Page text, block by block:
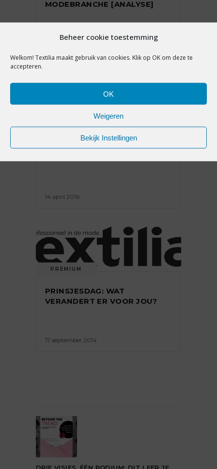
Beheer cookie toestemming
Welkom! Textilia maakt gebruik van cookies. Klik op OK om deze te
accepteren.
OK
Weigeren
Bekijk Instellingen
MODEBRANCHE [ANALYSE]
JURIDISCH GEVECHT OM
MODEKETEN NA VERBROKEN
14 april 2016
PREMIUM
PRINSJESDAG: WAT
VERANDERT ER VOOR JOU?
17 september 2014